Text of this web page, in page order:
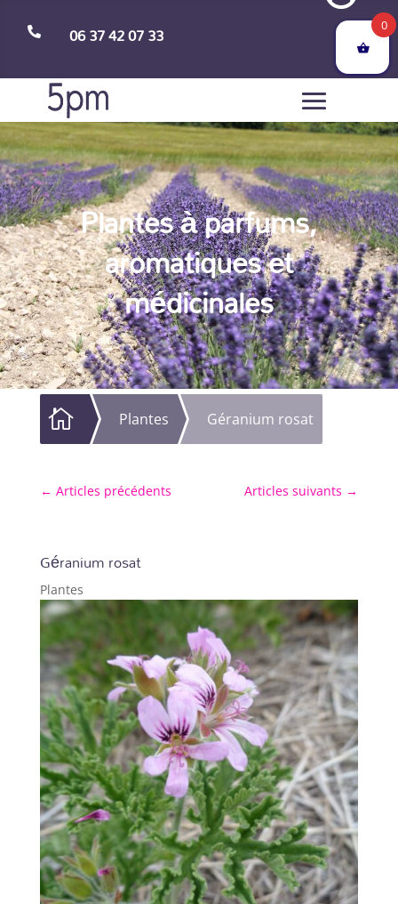
 06 37 42 07 33
Plantes à parfums,
aromatiques et
médicinales
 Plantes Géranium rosat
← Articles précédents Articles suivants →
Géranium rosat
Plantes
0